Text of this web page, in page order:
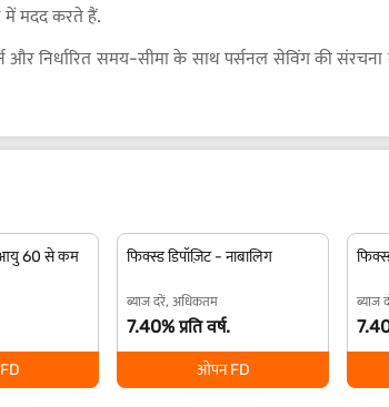
में मदद करते हैं.
और निर्धारित समय-सीमा के साथ पर्सनल सेविंग की
आयु 60 से कम फिक्स्ड डिपॉज़िट - नाबालिग
ब्याज दरें, अधिकतम
7.40% प्रति वर्ष.
ओपन FD
ब्याज